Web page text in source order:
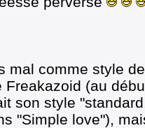
mal comme style
Freakazoid (au
son style
"Simple love"),